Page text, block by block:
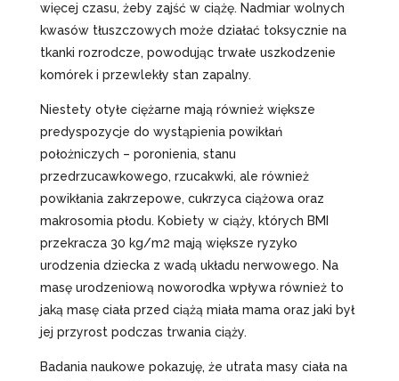
więcej czasu, żeby zajść w ciążę. Nadmiar wolnych
kwasów tłuszczowych może działać toksycznie na
tkanki rozrodcze, powodując trwałe uszkodzenie
komórek i przewlekły stan zapalny.
Niestety otyłe ciężarne mają również większe
predyspozycje do wystąpienia powikłań
położniczych – poronienia, stanu
przedrzucawkowego, rzucakwki, ale również
powikłania zakrzepowe, cukrzyca ciążowa oraz
makrosomia płodu. Kobiety w ciąży, których BMI
przekracza 30 kg/m2 mają większe ryzyko
urodzenia dziecka z wadą układu nerwowego. Na
masę urodzeniową noworodka wpływa również to
jaką masę ciała przed ciążą miała mama oraz jaki był
jej przyrost podczas trwania ciąży.
Badania naukowe pokazuję, że utrata masy ciała na